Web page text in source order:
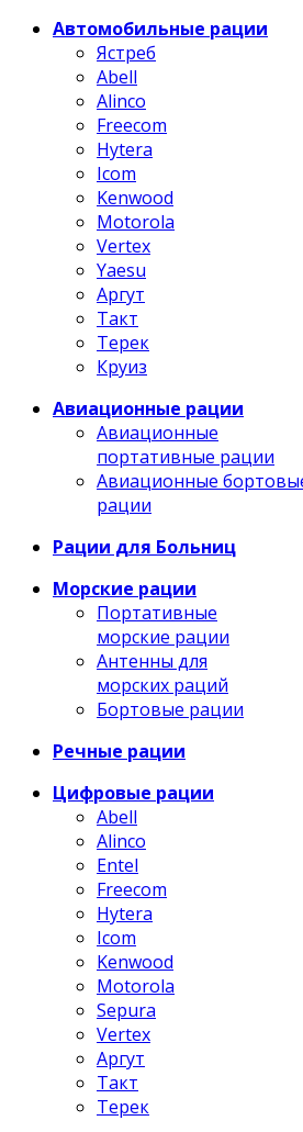
Автомобильные рации
Ястреб
Abell
Alinco
Freecom
Hytera
Icom
Kenwood
Motorola
Vertex
Yaesu
Аргут
Такт
Терек
Круиз
Авиационные рации
Авиационные
портативные рации
Авиационные
рации
Рации для Больниц
Морские рации
Портативные
морские рации
Антенны для
морских раций
Бортовые рации
Речные рации
Цифровые рации
Abell
Alinco
Entel
Freecom
Hytera
Icom
Kenwood
Motorola
Sepura
Vertex
Аргут
Такт
Терек